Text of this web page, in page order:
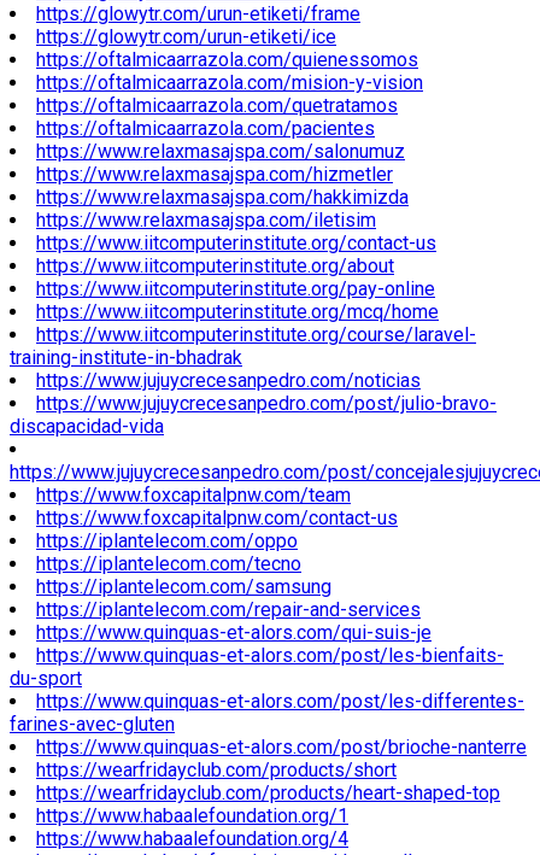
https://glowytr.com/urun-etiketi/frame
https://glowytr.com/urun-etiketi/ice
https://oftalmicaarrazola.com/quienessomos
https://oftalmicaarrazola.com/mision-y-vision
https://oftalmicaarrazola.com/quetratamos
https://oftalmicaarrazola.com/pacientes
https://www.relaxmasajspa.com/salonumuz
https://www.relaxmasajspa.com/hizmetler
https://www.relaxmasajspa.com/hakkimizda
https://www.relaxmasajspa.com/iletisim
https://www.iitcomputerinstitute.org/contact-us
https://www.iitcomputerinstitute.org/about
https://www.iitcomputerinstitute.org/pay-online
https://www.iitcomputerinstitute.org/mcq/home
https://www.iitcomputerinstitute.org/course/laravel-
training-institute-in-bhadrak
https://www.jujuycrecesanpedro.com/noticias
https://www.jujuycrecesanpedro.com/post/julio-bravo-
discapacidad-vida
https://www.jujuycrecesanpedro.com/post/
https://www.foxcapitalpnw.com/team
https://www.foxcapitalpnw.com/contact-us
https://iplantelecom.com/oppo
https://iplantelecom.com/tecno
https://iplantelecom.com/samsung
https://iplantelecom.com/repair-and-services
https://www.quinquas-et-alors.com/qui-suis-je
https://www.quinquas-et-alors.com/post/les-bienfaits-
du-sport
https://www.quinquas-et-alors.com/post/les-differentes-
farines-avec-gluten
https://www.quinquas-et-alors.com/post/brioche-nanterre
https://wearfridayclub.com/products/short
https://wearfridayclub.com/products/heart-shaped-top
https://www.habaalefoundation.org/1
https://www.habaalefoundation.org/4